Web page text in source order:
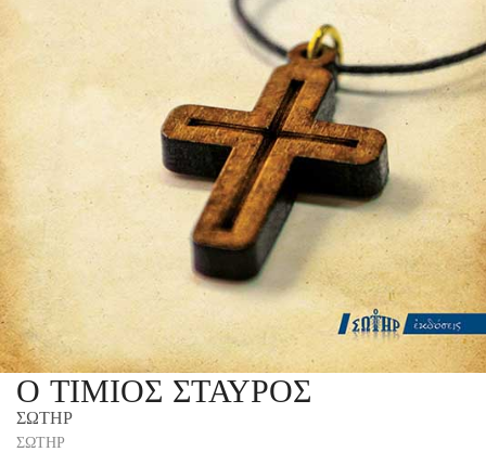
Ο ΤΙΜΙΟΣ ΣΤΑΥΡΟΣ
ΣΩΤΗΡ
ΣΩΤΗΡ